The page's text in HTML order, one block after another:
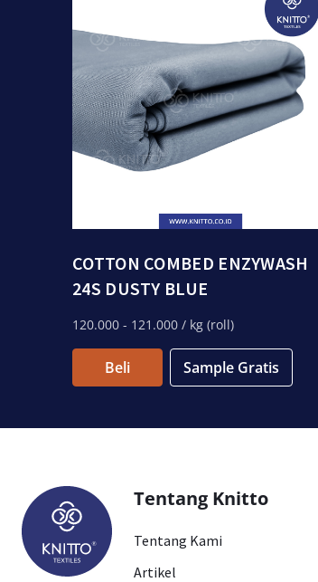
COTTON COMBED ENZYWASH
24S DUSTY BLUE
120.000 - 121.000 / kg (roll)
Beli Sample Gratis
Tentang Knitto
Tentang Kami
Artikel